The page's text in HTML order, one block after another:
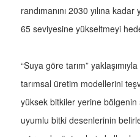
randımanını 2030 yılına
65 seviyesine yükseltmeyi
“Suya göre tarım”
tarımsal üretim modellerini
yüksek bitkiler yerine bölgenin
uyumlu bitki desenlerinin